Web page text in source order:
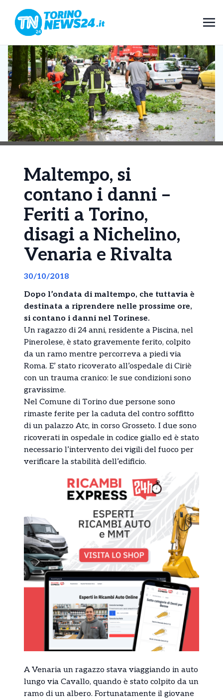
Maltempo, si
contano i danni –
Feriti a Torino,
disagi a Nichelino,
Venaria e Rivalta
30/10/2018
Dopo l’ondata di maltempo, che tuttavia è
destinata a riprendere nelle prossime ore,
si contano i danni nel Torinese.
Un ragazzo di 24 anni, residente a Piscina, nel
Pinerolese, è stato gravemente ferito, colpito
da un ramo mentre percorreva a piedi via
Roma. E’ stato ricoverato all’ospedale di Ciriè
con un trauma cranico: le sue condizioni sono
gravissime.
Nel Comune di Torino due persone sono
rimaste ferite per la caduta del contro soffitto
di un palazzo Atc, in corso Grosseto. I due sono
ricoverati in ospedale in codice giallo ed è stato
necessario l’intervento dei vigili del fuoco per
verificare la stabilità dell’edificio.
A Venaria un ragazzo stava viaggiando in auto
lungo via Cavallo, quando è stato colpito da un
ramo di un albero. Fortunatamente il giovane